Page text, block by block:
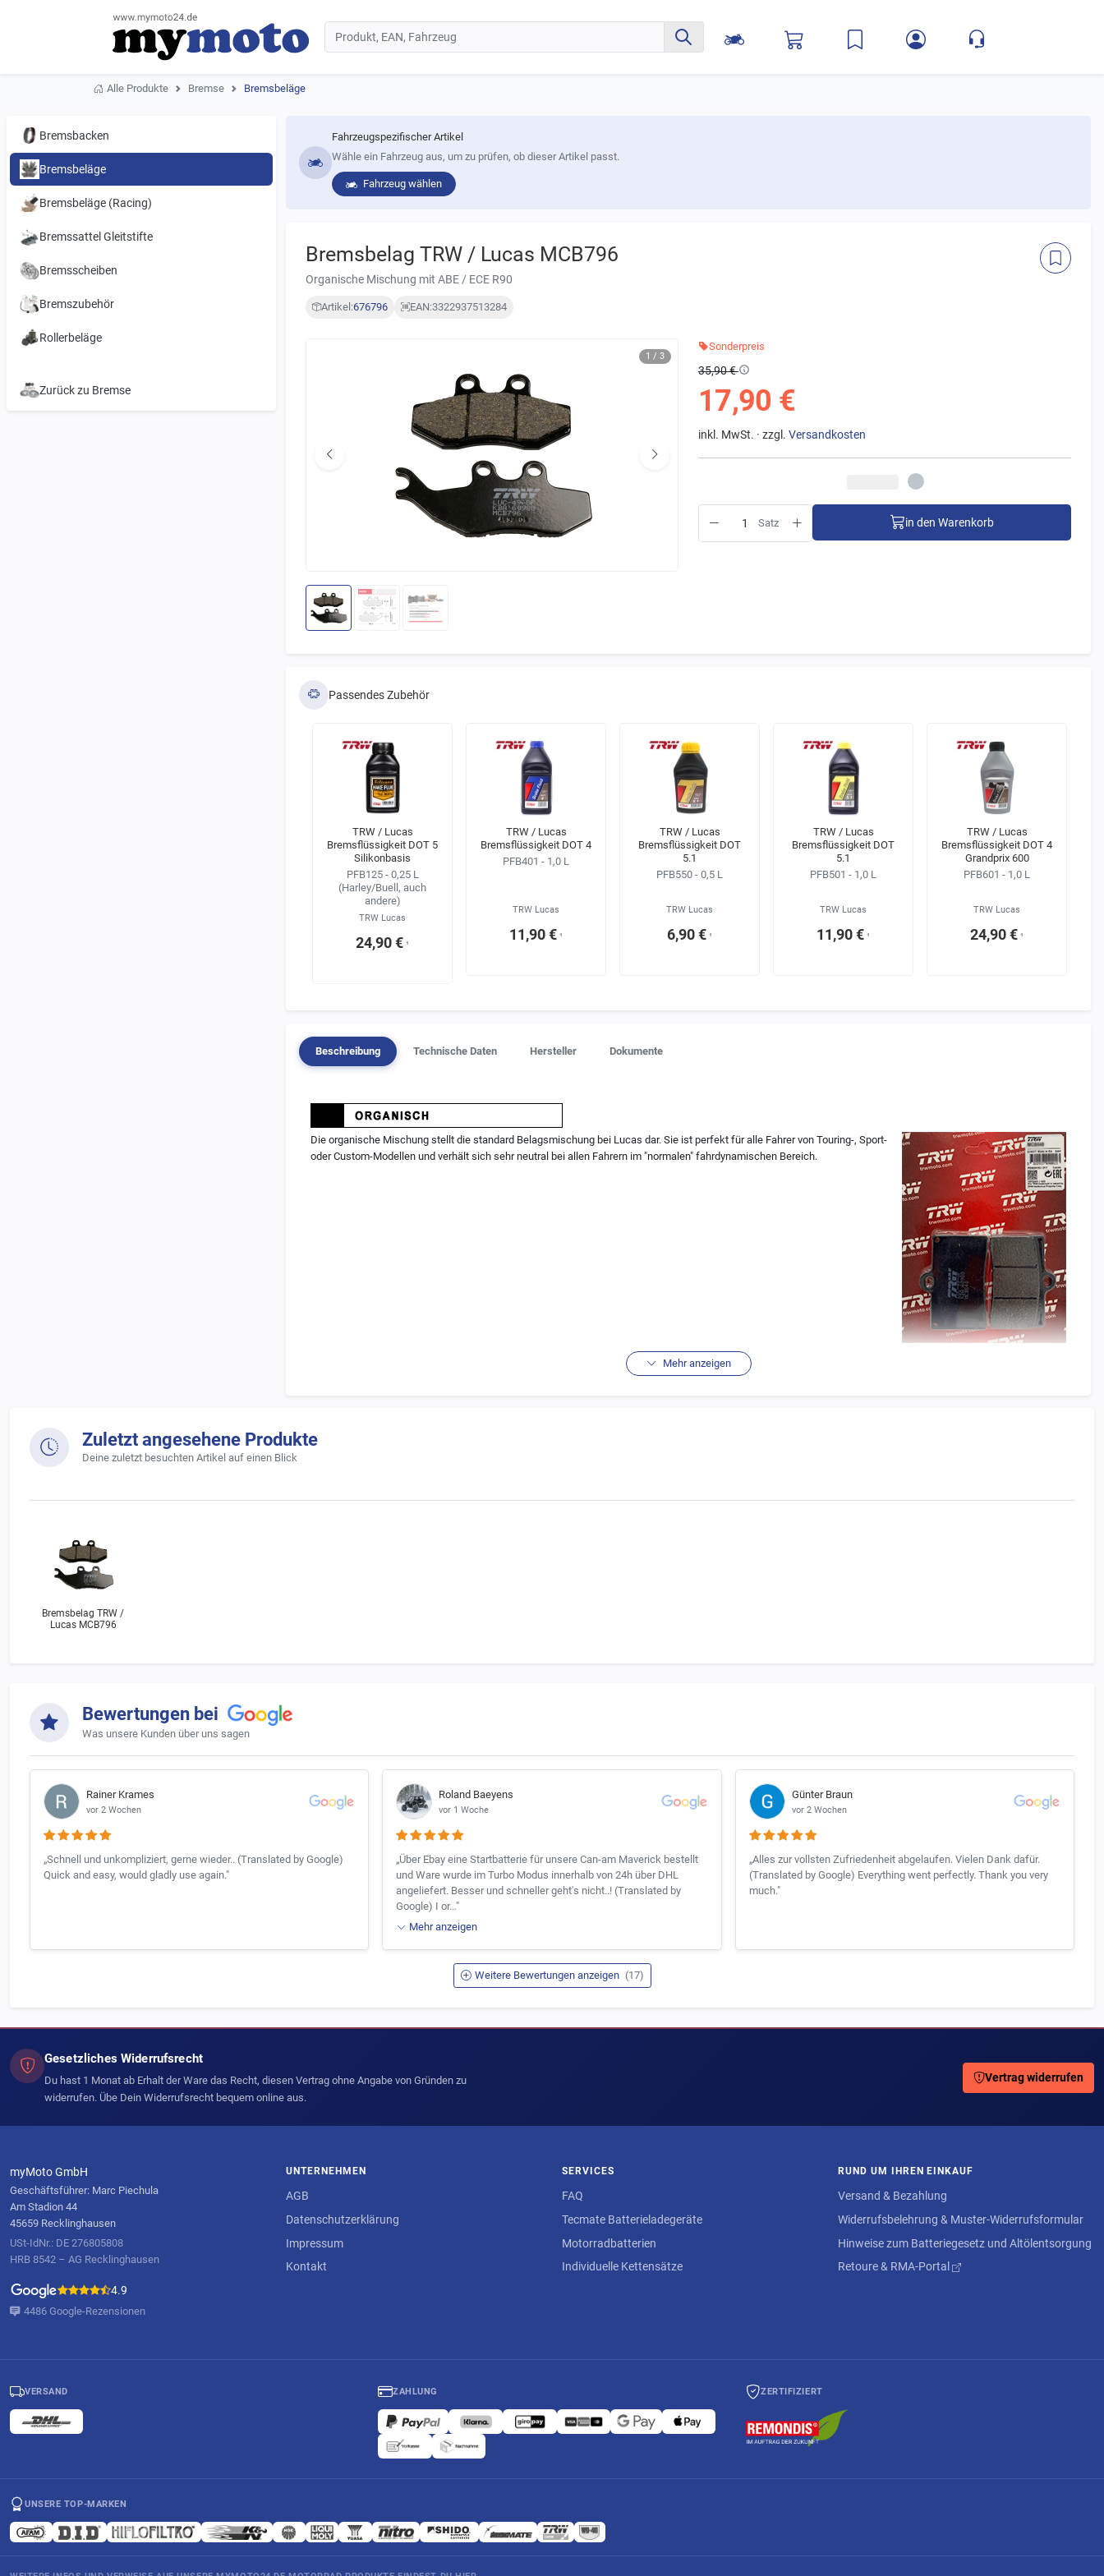
Alle Produkte Bremse Bremsbeläge
Bremsbacken
Bremsbeläge
Bremsbeläge (Racing)
Bremssattel Gleitstifte
Bremsscheiben
Bremszubehör
Rollerbeläge
Zurück zu Bremse
Fahrzeugspezifischer Artikel
Wähle ein Fahrzeug aus, um zu prüfen, ob dieser Artikel passt.
Fahrzeug wählen
Bremsbelag TRW / Lucas MCB796
Organische Mischung mit ABE / ECE R90
Artikel:676796 EAN:3322937513284
1 / 3
Sonderpreis
35,90 €
17,90 €
inkl. MwSt. · zzgl. Versandkosten
Satz in den Warenkorb
Passendes Zubehör
TRW / Lucas
Bremsflüssigkeit DOT 5
Silikonbasis
PFB125 - 0,25 L
(Harley/Buell, auch
andere)
TRW Lucas
24,90 € ¹
TRW / Lucas
Bremsflüssigkeit DOT 4
PFB401 - 1,0 L
TRW Lucas
11,90 € ¹
TRW / Lucas
Bremsflüssigkeit DOT
5.1
PFB550 - 0,5 L
TRW Lucas
6,90 € ¹
TRW / Lucas
Bremsflüssigkeit DOT
5.1
PFB501 - 1,0 L
TRW Lucas
11,90 € ¹
TRW / Lucas
Bremsflüssigkeit DOT 4
Grandprix 600
PFB601 - 1,0 L
TRW Lucas
24,90 € ¹
Beschreibung Technische Daten Hersteller Dokumente
Die organische Mischung stellt die standard Belagsmischung bei Lucas dar. Sie ist perfekt für alle Fahrer von Touring-, Sport-
oder Custom-Modellen und verhält sich sehr neutral bei allen Fahrern im "normalen" fahrdynamischen Bereich.
-
Mehr anzeigen
Zuletzt angesehene Produkte
Deine zuletzt besuchten Artikel auf einen Blick
Bremsbelag TRW /
Lucas MCB796
Bewertungen bei
Was unsere Kunden über uns sagen
Rainer Krames
vor 2 Wochen
„Schnell und unkompliziert, gerne wieder.. (Translated by Google)
Quick and easy, would gladly use again."
Roland Baeyens
vor 1 Woche
„Über Ebay eine Startbatterie für unsere Can-am Maverick bestellt
und Ware wurde im Turbo Modus innerhalb von 24h über DHL
angeliefert. Besser und schneller geht's nicht..! (Translated by
Google) I or…"
Mehr anzeigen
Günter Braun
vor 2 Wochen
„Alles zur vollsten Zufriedenheit abgelaufen. Vielen Dank dafür.
(Translated by Google) Everything went perfectly. Thank you very
much."
Weitere Bewertungen anzeigen (17)
Gesetzliches Widerrufsrecht
Du hast 1 Monat ab Erhalt der Ware das Recht, diesen Vertrag ohne Angabe von Gründen zu
widerrufen. Übe Dein Widerrufsrecht bequem online aus.
Vertrag widerrufen
myMoto GmbH
Geschäftsführer: Marc Piechula
Am Stadion 44
45659 Recklinghausen
USt-IdNr.: DE 276805808
HRB 8542 – AG Recklinghausen
4.9
4486 Google-Rezensionen
UNTERNEHMEN
AGB
Datenschutzerklärung
Impressum
Kontakt
SERVICES
FAQ
Tecmate Batterieladegeräte
Motorradbatterien
Individuelle Kettensätze
RUND UM IHREN EINKAUF
Versand & Bezahlung
Widerrufsbelehrung & Muster-Widerrufsformular
Hinweise zum Batteriegesetz und Altölentsorgung
Retoure & RMA-Portal
VERSAND ZAHLUNG ZERTIFIZIERT
UNSERE TOP-MARKEN